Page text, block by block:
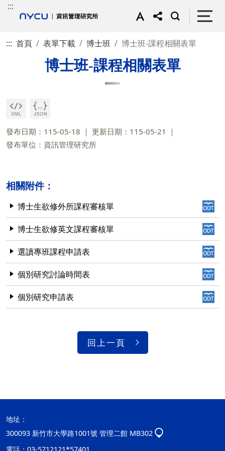
:::
::: 首頁 表單下載 博士班 博士班-課程相關表單
博士班-課程相關表單
發布日期：115-05-18
更新日期：115-05-21
發布單位：資訊管理研究所
相關附件：
博士生欲修外所課程審核單
博士生欲修英文課程審核單
選讀專班課程申請表
個別研究討論時間表
個別研究申請表
回上一頁
地址：
300093 新竹市大學路1001號 管理二館 MB302
電話：03-5712121*57401